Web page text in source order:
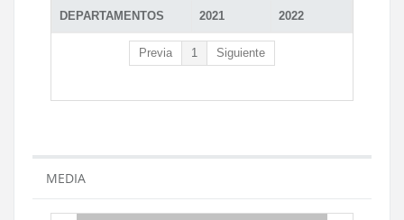
DEPARTAMENTOS 2021 2022
Previa 1 Siguiente
MEDIA